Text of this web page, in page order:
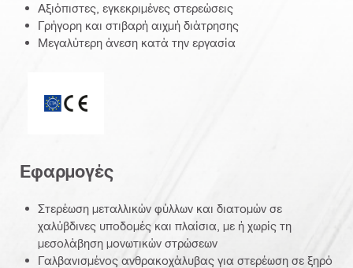
Αξιόπιστες, εγκεκριμένες στερεώσεις
Γρήγορη και στιβαρή αιχμή διάτρησης
Μεγαλύτερη άνεση κατά την εργασία
Εφαρμογές
Στερέωση μεταλλικών φύλλων και διατομών σε
χαλύβδινες υποδομές και πλαίσια, με ή χωρίς τη
μεσολάβηση μονωτικών στρώσεων
Γαλβανισμένος ανθρακοχάλυβας για στερέωση σε ξηρό